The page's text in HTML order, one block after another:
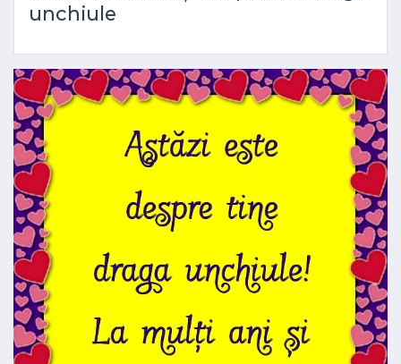
unchiule